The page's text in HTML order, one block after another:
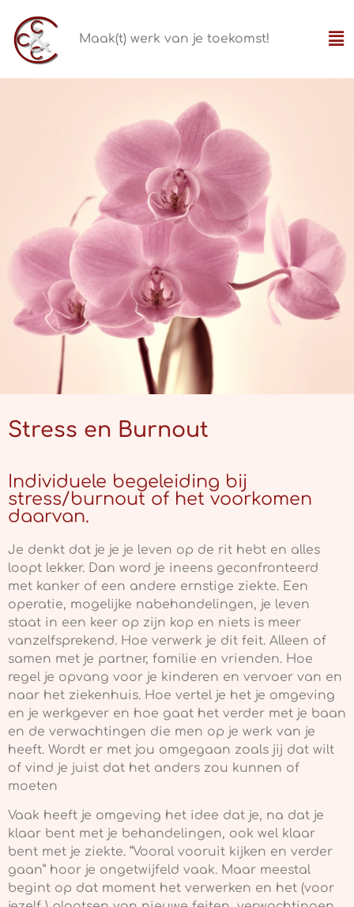
Maak(t) werk van je toekomst!
Stress en Burnout
Individuele begeleiding bij
stress/burnout of het voorkomen
daarvan.
Je denkt dat je je je leven op de rit hebt en alles
loopt lekker. Dan word je ineens geconfronteerd
met kanker of een andere ernstige ziekte. Een
operatie, mogelijke nabehandelingen, je leven
staat in een keer op zijn kop en niets is meer
vanzelfsprekend. Hoe verwerk je dit feit. Alleen of
samen met je partner, familie en vrienden. Hoe
regel je opvang voor je kinderen en vervoer van en
naar het ziekenhuis. Hoe vertel je het je omgeving
en je werkgever en hoe gaat het verder met je baan
en de verwachtingen die men op je werk van je
heeft. Wordt er met jou omgegaan zoals jij dat wilt
of vind je juist dat het anders zou kunnen of
moeten
Vaak heeft je omgeving het idee dat je, na dat je
klaar bent met je behandelingen, ook wel klaar
bent met je ziekte. “Vooral vooruit kijken en verder
gaan” hoor je ongetwijfeld vaak. Maar meestal
begint op dat moment het verwerken en het (voor